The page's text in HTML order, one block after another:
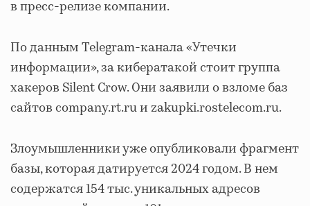
в пресс-релизе компании.
По данным Telegram-канала «Утечки
информации», за кибератакой стоит группа
хакеров Silent Crow. Они заявили о взломе баз
сайтов company.rt.ru и zakupki.rostelecom.ru.
Злоумышленники уже опубликовали фрагмент
базы, которая датируется 2024 годом. В нем
содержатся 154 тыс. уникальных адресов